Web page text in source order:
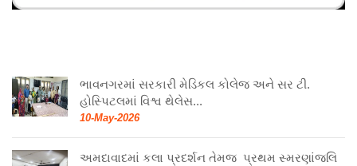
ભાવનગરમાં સરકારી મેડિકલ કોલેજ અને સર ટી.
હોસ્પિટલમાં વિશ્વ થેલેસ...
10-May-2026
અમદાવાદમાં કલા પ્રદર્શન તેમજ પ્રથમ સ્મરણાંજલિ